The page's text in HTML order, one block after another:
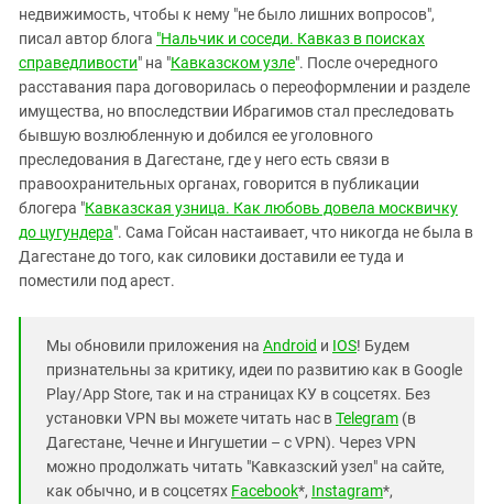
недвижимость, чтобы к нему "не было лишних вопросов",
писал автор блога "Нальчик и соседи. Кавказ в поисках
справедливости" на "Кавказском узле". После очередного
расставания пара договорилась о переоформлении и разделе
имущества, но впоследствии Ибрагимов стал преследовать
бывшую возлюбленную и добился ее уголовного
преследования в Дагестане, где у него есть связи в
правоохранительных органах, говорится в публикации
блогера "Кавказская узница. Как любовь довела москвичку
до цугундера". Сама Гойсан настаивает, что никогда не была в
Дагестане до того, как силовики доставили ее туда и
поместили под арест.
Мы обновили приложения на Android и IOS! Будем
признательны за критику, идеи по развитию как в Google
Play/App Store, так и на страницах КУ в соцсетях. Без
установки VPN вы можете читать нас вTelegram (в
Дагестане, Чечне и Ингушетии – с VPN). Через VPN
можно продолжать читать "Кавказский узел" на сайте,
как обычно, и в соцсетях Facebook*, Instagram*,